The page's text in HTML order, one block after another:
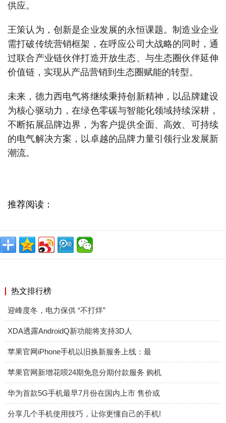
供应。
王策认为，创新是企业发展的永恒课题。制造业企业
需打破传统营销框架，在呼应公司大战略的同时，通
过联合产业链伙伴打造开放生态、与生态圈伙伴延伸
价值链，实现从产品营销到生态圈赋能的转型。
未来，德力西电气将继续秉持创新精神，以品牌建设
为核心驱动力，在绿色零碳与智能化领域持续深耕，
不断拓展品牌边界，为客户提供全面、高效、可持续
的电气解决方案，以卓越的品牌力量引领行业发展新
潮流。
推荐阅读：
热文排行榜
迎峰度冬，电力保供 “不打烊”
XDA透露AndroidQ新功能将支持3D人
苹果官网iPhone手机以旧换新服务上线：最
苹果官网新增花呗24期免息分期付款服务 购机
华为首款5G手机最早7月份在国内上市 售价或
分享几个手机使用技巧，让你更懂自己的手机!